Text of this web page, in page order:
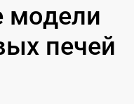
модели
печей